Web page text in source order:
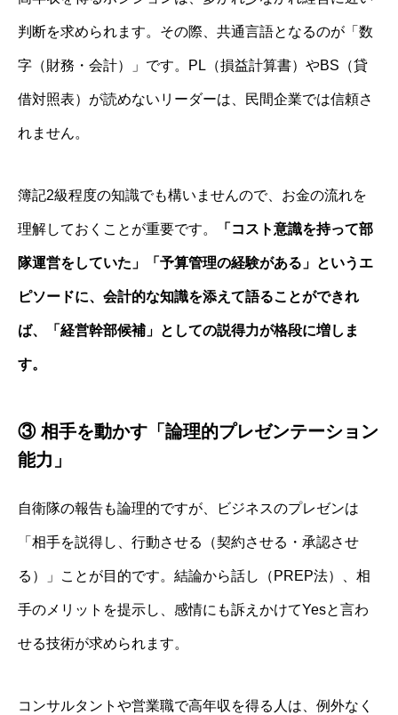
判断を求められます。その際、共通言語となるのが「数
字（財務・会計）」です。PL（損益計算書）やBS（貸
借対照表）が読めないリーダーは、民間企業では信頼さ
れません。
簿記2級程度の知識でも構いませんので、お金の流れを
理解しておくことが重要です。 「コスト意識を持って部
隊運営をしていた」「予算管理の経験がある」というエ
ピソードに、会計的な知識を添えて語ることができれ
ば、「経営幹部候補」としての説得力が格段に増しま
す。
③ 相手を動かす「論理的プレゼンテーション
能力」
自衛隊の報告も論理的ですが、ビジネスのプレゼンは
「相手を説得し、行動させる（契約させる・承認させ
る）」ことが目的です。結論から話し（PREP法）、相
手のメリットを提示し、感情にも訴えかけてYesと言わ
せる技術が求められます。
コンサルタントや営業職で高年収を得る人は、例外なく